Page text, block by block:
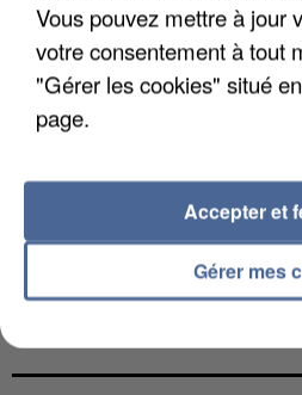
LES DONNÉES DE 300 000
Vous pouvez mettre à jour
votre consentement à tout
"Gérer les cookies" situé
page.
Gérer mes
Accepter et